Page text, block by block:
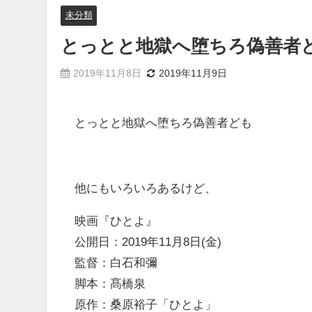
未分類
とっとと地獄へ堕ちろ偽善者
2019年11月8日 2019年11月9日
とっとと地獄へ堕ちろ偽善者ども
他にもいろいろあるけど、
映画『ひとよ』
公開日：2019年11月8日(金)
監督：白石和彌
脚本：髙橋泉
原作：桑原裕子「ひとよ」